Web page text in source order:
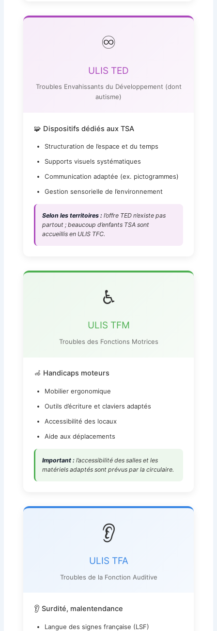
♾️
ULIS TED
Troubles Envahissants du Développement (dont
autisme)
🧩 Dispositifs dédiés aux TSA
Structuration de l’espace et du temps
Supports visuels systématiques
Communication adaptée (ex. pictogrammes)
Gestion sensorielle de l’environnement
Selon les territoires : l’offre TED n’existe pas
partout ; beaucoup d’enfants TSA sont
accueillis en ULIS TFC.
♿
ULIS TFM
Troubles des Fonctions Motrices
🦽 Handicaps moteurs
Mobilier ergonomique
Outils d’écriture et claviers adaptés
Accessibilité des locaux
Aide aux déplacements
Important : l’accessibilité des salles et les
matériels adaptés sont prévus par la circulaire.
👂
ULIS TFA
Troubles de la Fonction Auditive
👂 Surdité, malentendance
Langue des signes française (LSF)